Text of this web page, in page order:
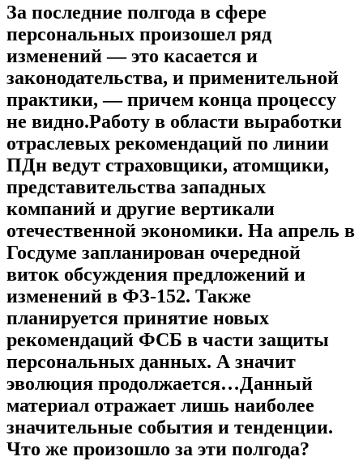
За последние полгода в сфере
персональных произошел ряд
изменений — это касается и
законодательства, и применительной
практики, — причем конца процессу
не видно.Работу в области выработки
отраслевых рекомендаций по линии
ПДн ведут страховщики, атомщики,
представительства западных
компаний и другие вертикали
отечественной экономики. На апрель в
Госдуме запланирован очередной
виток обсуждения предложений и
изменений в ФЗ-152. Также
планируется принятие новых
рекомендаций ФСБ в части защиты
персональных данных. А значит
эволюция продолжается…Данный
материал отражает лишь наиболее
значительные события и тенденции.
Что же произошло за эти полгода?